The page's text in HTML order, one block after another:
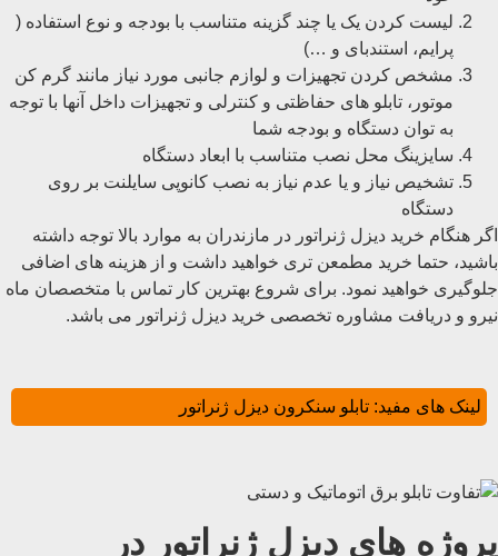
لیست کردن یک یا چند گزینه متناسب با بودجه و نوع استفاده (
پرایم، استندبای و …)
مشخص کردن تجهیزات و لوازم جانبی مورد نیاز مانند گرم کن
موتور، تابلو های حفاظتی و کنترلی و تجهیزات داخل آنها با توجه
به توان دستگاه و بودجه شما
سایزینگ محل نصب متناسب با ابعاد دستگاه
تشخیص نیاز و یا عدم نیاز به نصب کانوپی سایلنت بر روی
دستگاه
اگر هنگام خرید دیزل ژنراتور در مازندران به موارد بالا توجه داشته
باشید، حتما خرید مطمعن تری خواهید داشت و از هزینه های اضافی
جلوگیری خواهید نمود. برای شروع بهترین کار تماس با متخصصان ماه
نیرو و دریافت مشاوره تخصصی خرید دیزل ژنراتور می باشد.
لینک های مفید: تابلو سنکرون دیزل ژنراتور
پروژه های دیزل ژنراتور در